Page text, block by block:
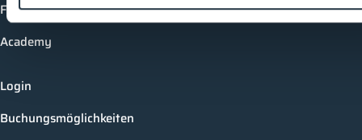
Future-Faces
Academy
Login
Buchungsmöglichkeiten